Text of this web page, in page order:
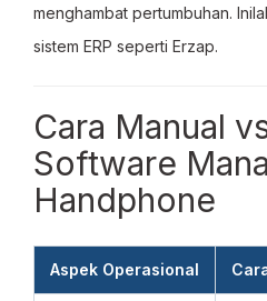
menghambat pertumbuhan.
sistem ERP seperti Erzap.
Cara Manual
Software
Handphone
Aspek Operasional